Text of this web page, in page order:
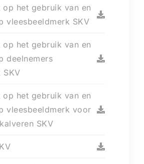
op het gebruik van en
vleesbeeldmerk SKV
op het gebruik van en
deelnemers
SKV
op het gebruik van en
vleesbeeldmerk voor
SKV